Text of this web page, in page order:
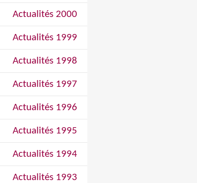
Actualités 2000
Actualités 1999
Actualités 1998
Actualités 1997
Actualités 1996
Actualités 1995
Actualités 1994
Actualités 1993